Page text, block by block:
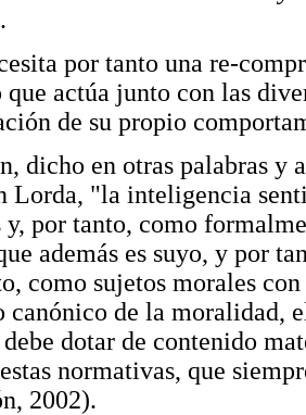
por tanto una re-
que actúa junto con las
de su propio
dicho en otras palabras y
Lorda, "la inteligencia
y, por tanto, como
además es suyo, y por
como sujetos morales
canónico de la moralidad,
dotar de contenido
normativas, que
2002).